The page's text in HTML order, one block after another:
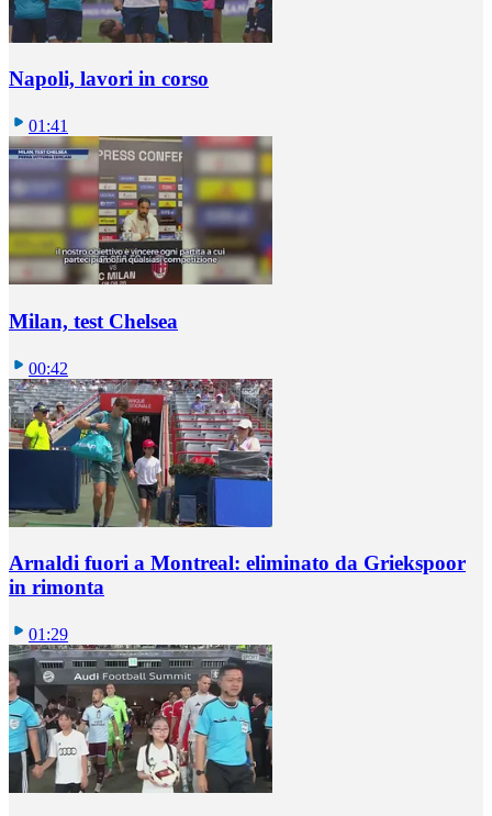
Napoli, lavori in corso
01:41
Milan, test Chelsea
00:42
Arnaldi fuori a Montreal: eliminato da Griekspoor
in rimonta
01:29